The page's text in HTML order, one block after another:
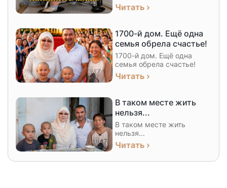
Читать
1700-й дом. Ещё одна
семья обрела счастье!
1700-й дом. Ещё одна
семья обрела счастье!
Читать
В таком месте жить
нельзя...
В таком месте жить
нельзя...
Читать